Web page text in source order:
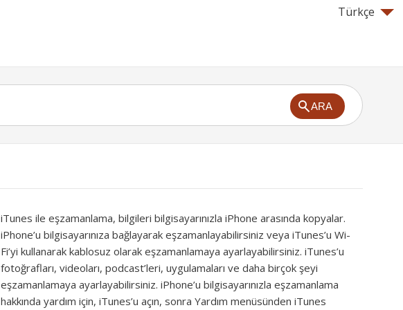
Türkçe
ARA
iTunes ile eşzamanlama, bilgileri bilgisayarınızla iPhone arasında kopyalar.
iPhone’u bilgisayarınıza bağlayarak eşzamanlayabilirsiniz veya iTunes’u Wi-
Fi’yi kullanarak kablosuz olarak eşzamanlamaya ayarlayabilirsiniz. iTunes’u
fotoğrafları, videoları, podcast’leri, uygulamaları ve daha birçok şeyi
eşzamanlamaya ayarlayabilirsiniz. iPhone’u bilgisayarınızla eşzamanlama
hakkında yardım için, iTunes’u açın, sonra Yardım menüsünden iTunes